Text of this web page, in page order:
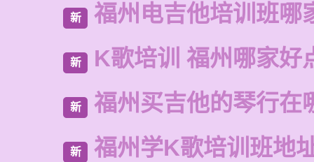
新 福州电吉他培训班哪
新 K歌培训 福州哪家好
新 福州买吉他的琴行在
新 福州学K歌培训班地